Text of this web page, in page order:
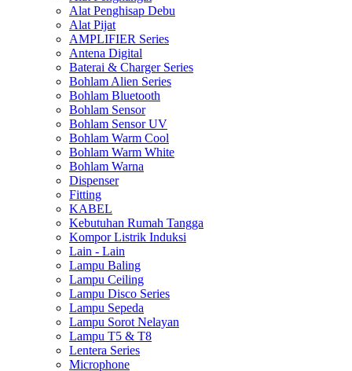
Alat Penghisap Debu
Alat Pijat
AMPLIFIER Series
Antena Digital
Baterai & Charger Series
Bohlam Alien Series
Bohlam Bluetooth
Bohlam Sensor
Bohlam Sensor UV
Bohlam Warm Cool
Bohlam Warm White
Bohlam Warna
Dispenser
Fitting
KABEL
Kebutuhan Rumah Tangga
Kompor Listrik Induksi
Lain - Lain
Lampu Baling
Lampu Ceiling
Lampu Disco Series
Lampu Sepeda
Lampu Sorot Nelayan
Lampu T5 & T8
Lentera Series
Microphone